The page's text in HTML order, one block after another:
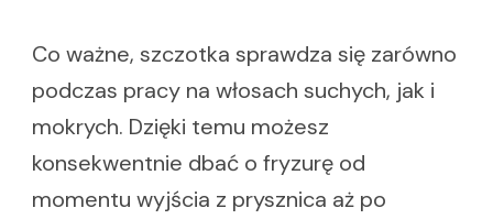
Co ważne, szczotka sprawdza się zarówno
podczas pracy na włosach suchych, jak i
mokrych. Dzięki temu możesz
konsekwentnie dbać o fryzurę od
momentu wyjścia z prysznica aż po